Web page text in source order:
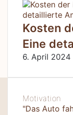
Kosten
Eine
6. April 2024
Motivation
"Das Auto